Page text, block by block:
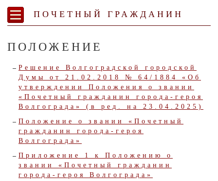
ПОЧЕТНЫЙ ГРАЖДАНИН
ПОЛОЖЕНИЕ
Решение Волгоградской городской
Думы от 21.02.2018 № 64/1884 «Об
утверждении Положения о звании
«Почетный гражданин города-героя
Волгограда» (в ред. на 23.04.2025)
Положение о звании «Почетный
гражданин города-героя
Волгограда»
Приложение 1 к Положению о
звании «Почетный гражданин
города-героя Волгограда»